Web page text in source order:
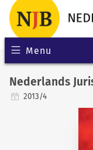
Menu
Nederlands
2013/4